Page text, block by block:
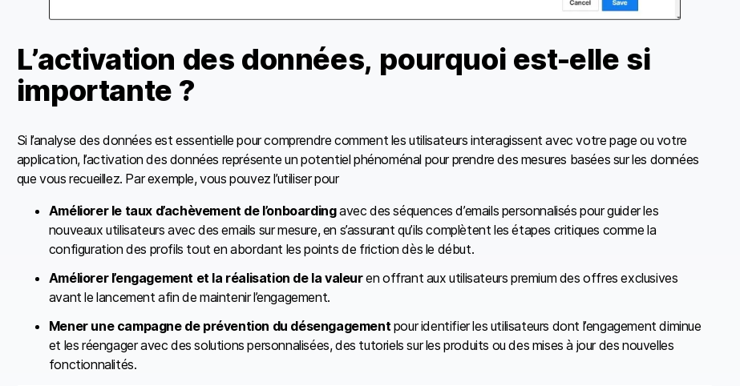
L’activation des données, pourquoi est-elle si
importante ?
Si l’analyse des données est essentielle pour comprendre comment les utilisateurs interagissent avec votre page ou votre
application, l’activation des données représente un potentiel phénoménal pour prendre des mesures basées sur les données
que vous recueillez. Par exemple, vous pouvez l’utiliser pour
Améliorer le taux d’achèvement de l’onboardingavec des séquences d’emails personnalisés pour guider les
nouveaux utilisateurs avec des emails sur mesure, en s’assurant qu’ils complètent les étapes critiques comme la
configuration des profils tout en abordant les points de friction dès le début.
Améliorer l’engagement et la réalisation de la valeuren offrant aux utilisateurs premium des offres exclusives
avant le lancement afin de maintenir l’engagement.
Mener une campagne de prévention du désengagement pour identifier les utilisateurs dont l’engagement diminue
et les réengager avec des solutions personnalisées, des tutoriels sur les produits ou des mises à jour des nouvelles
fonctionnalités.